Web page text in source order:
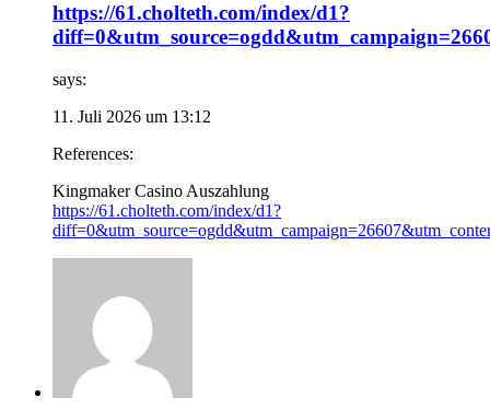
https://61.cholteth.com/index/d1?
says:
11. Juli 2026 um 13:12
References:
Kingmaker Casino Auszahlung
https://61.cholteth.com/index/d1?